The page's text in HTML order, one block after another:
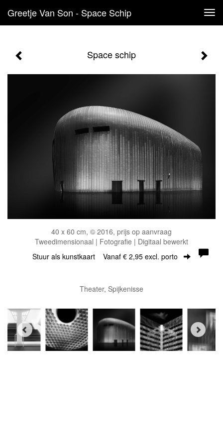
Greetje Van Son - Space Schip
Space schip
40 x 60 cm, © 2016, prijs op aanvraag
Tweedimensionaal | Fotografie | Digitaal bewerkt
Stuur als kunstkaart Vanaf € 2,95 excl. porto
Theater, Spijkenisse